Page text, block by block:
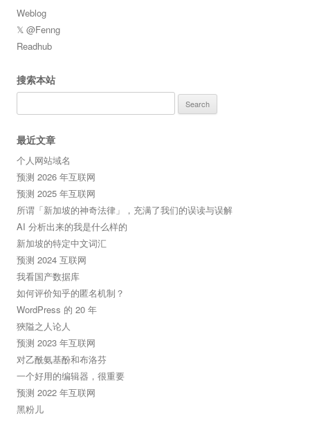
Weblog
𝕏 @Fenng
Readhub
搜索本站
for:
最近文章
个人网站域名
预测 2026 年互联网
预测 2025 年互联网
所谓「新加坡的神奇法律」，充满了我们的误读与误解
AI 分析出来的我是什么样的
新加坡的特定中文词汇
预测 2024 互联网
我看国产数据库
如何评价知乎的匿名机制？
WordPress 的 20 年
狹隘之人论人
预测 2023 年互联网
对乙酰氨基酚和布洛芬
一个好用的编辑器，很重要
预测 2022 年互联网
黑粉儿